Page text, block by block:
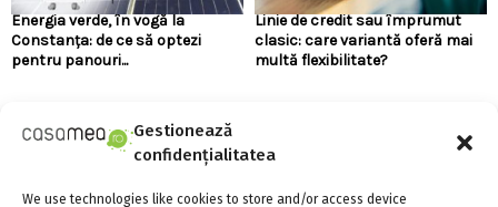
Gestionează
confidențialitatea
We use technologies like cookies to store and/or access device
Energia verde, în vogă la
Constanța: de ce să optezi
pentru panouri...
Linie de credit sau împrumut
clasic: care variantă oferă mai
multă flexibilitate?
URMARESTE-NE PE FACEBOOK